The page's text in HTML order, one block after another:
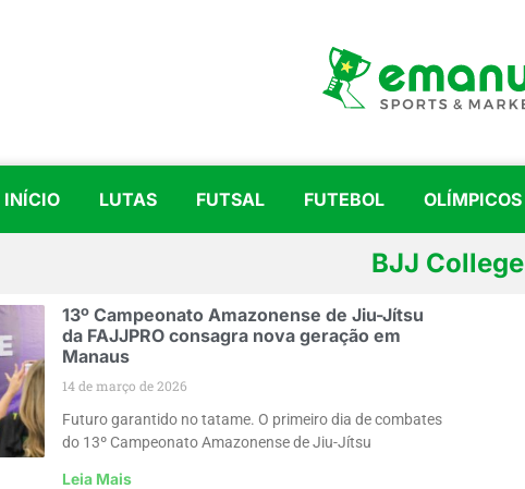
INÍCIO LUTAS FUTSAL FUTEBOL OLÍMPICOS
BJJ College
13º Campeonato Amazonense de Jiu-Jítsu
da FAJJPRO consagra nova geração em
Manaus
14 de março de 2026
Futuro garantido no tatame. O primeiro dia de combates
do 13º Campeonato Amazonense de Jiu-Jítsu
Leia Mais